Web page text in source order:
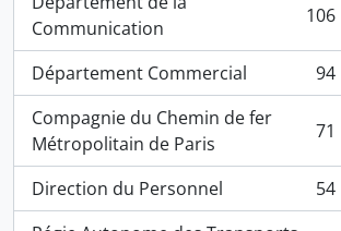
Communication
, 106 résultats 106
Département Commercial
, 94 résultats
94
Compagnie du Chemin de fer
Métropolitain de Paris
, 71 résultats 71
Direction du Personnel
, 54 résultats
54